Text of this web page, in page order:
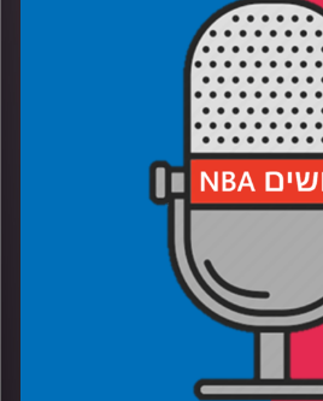
באיכות גבוהה / #מעקבדיה
רבע 1: יומן מסע – מציינים 4 שנים של דני אבדיה בליגה
עוד מצפה לו, בן שרף מקבל
סיבוב ראשון
– יוסטון סוגרת על הת'נדר, ממפיס
פלייאוף כבר העונה
הראשון
– איך משחק הפנטזי הפך לחלק כל כך